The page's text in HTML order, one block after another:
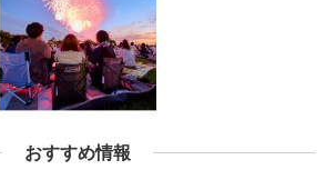
おすすめ情報